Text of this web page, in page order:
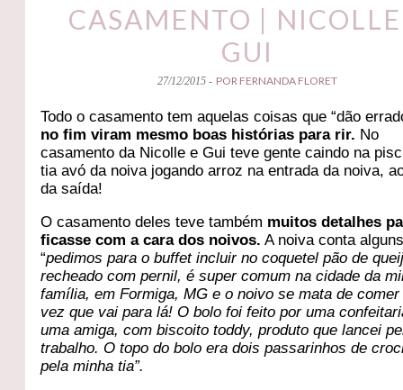
CASAMENTO |
GUI
27/12/2015 - POR FERNANDA FLORET
Todo o casamento tem aquelas coisas que “dão
no fim viram mesmo boas histórias para rir. No
casamento da Nicolle e Gui teve gente caindo na
tia avó da noiva jogando arroz na entrada da noiva,
da saída!
O casamento deles teve também muitos detalhes
ficasse com a cara dos noivos. A noiva conta
“pedimos para o buffet incluir no coquetel pão de
recheado com pernil, é super comum na cidade da
família, em Formiga, MG e o noivo se mata de comer
vez que vai para lá! O bolo foi feito por uma
uma amiga, com biscoito toddy, produto que lancei
trabalho. O topo do bolo era dois passarinhos de
pela minha tia”.